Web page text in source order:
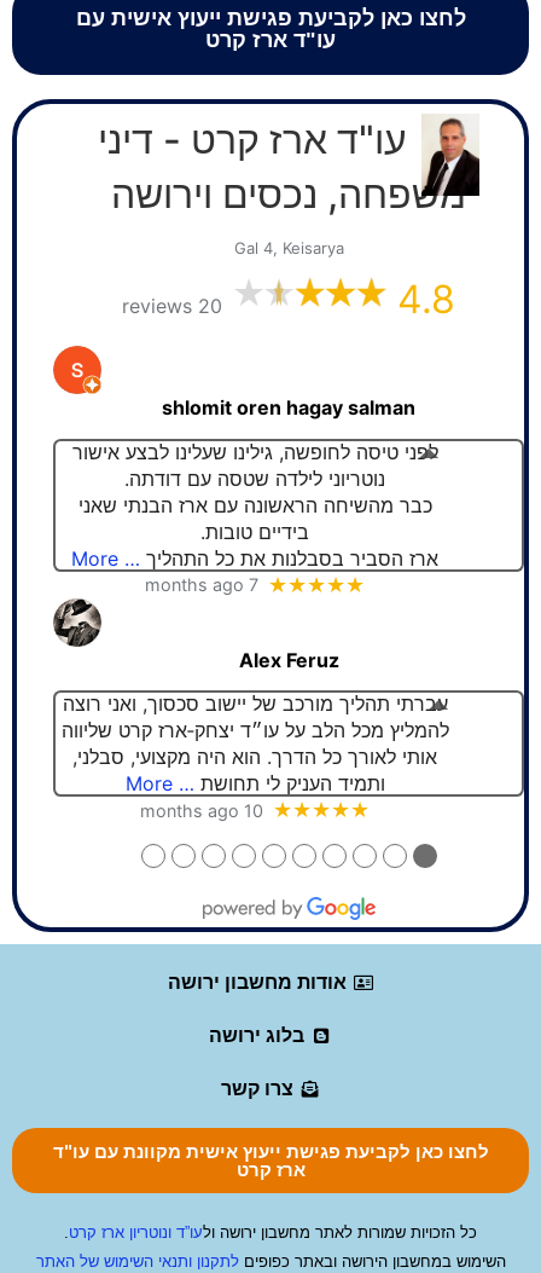
לחצו כאן לקביעת פגישת ייעוץ אישית עם
עו"ד ארז קרט
עו"ד ארז קרט - דיני
משפחה, נכסים וירושה
Gal 4, Keisarya
4.8
20 reviews
shlomit oren hagay salman
לפני טיסה לחופשה, גילינו שעלינו לבצע אישור
נוטריוני לילדה שטסה עם דודתה.
כבר מהשיחה הראשונה עם ארז הבנתי שאני
בידיים טובות.
ארז הסביר בסבלנות את כל התהליך … More
★★★★★
7 months ago
Alex Feruz
עברתי תהליך מורכב של יישוב סכסוך, ואני רוצה
להמליץ מכל הלב על עו״ד יצחק‑ארז קרט שליווה
אותי לאורך כל הדרך. הוא היה מקצועי, סבלני,
ותמיד העניק לי תחושת … More
★★★★★
10 months ago
●
●
●
●
●
●
●
●
●
●
אודות מחשבון ירושה
בלוג ירושה
צרו קשר
לחצו כאן לקביעת פגישת ייעוץ אישית מקוונת עם עו"ד
ארז קרט
כל הזכויות שמורות לאתר מחשבון ירושה ולעו”ד ונוטריון ארז קרט
השימוש במחשבון הירושה ובאתר כפופיםלתקנון ותנאי השימוש של האתר